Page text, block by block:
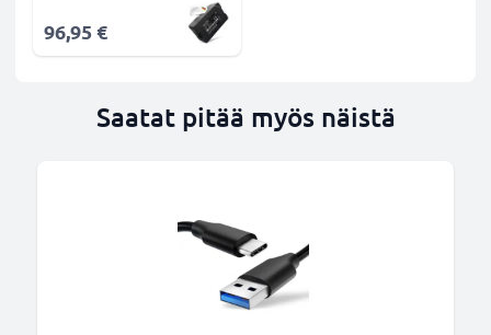
96,95 €
Saatat pitää myös näistä